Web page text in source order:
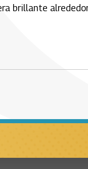
brillante